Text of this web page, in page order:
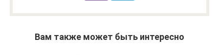
Вам также может быть интересно